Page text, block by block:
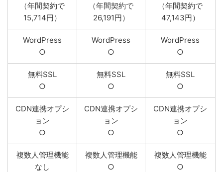
（年間契約で
15,714円）
（年間契約で
26,191円）
（年間契約で
47,143円）
WordPress
○
WordPress
○
WordPress
○
無料SSL
○
無料SSL
○
無料SSL
○
CDN連携オプシ
ョン
○
CDN連携オプシ
ョン
○
CDN連携オプシ
ョン
○
複数人管理機能
なし
複数人管理機能
○
複数人管理機能
○